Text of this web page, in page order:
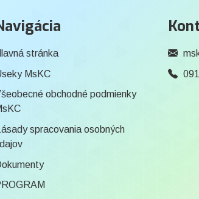
stránka
MsKC
obchodné podmienky
spracovania osobných